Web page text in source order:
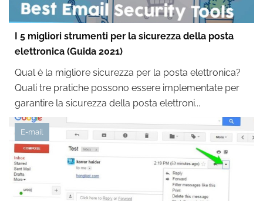
I 5 migliori strumenti per la sicurezza della posta
elettronica (Guida 2021)
Qual è la migliore sicurezza per la posta elettronica?
Quali tre pratiche possono essere implementate per
garantire la sicurezza della posta elettroni...
E-mail